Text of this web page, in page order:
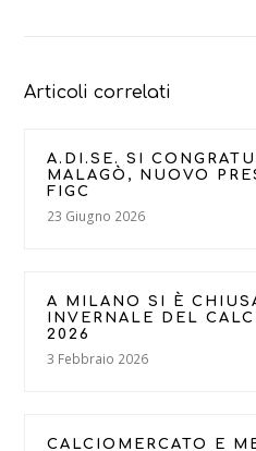
Articoli correlati
A.DI.SE. SI
MALAGÒ, NUOVO
FIGC
23 Giugno 2026
A MILANO SI È
INVERNALE DEL
2026
3 Febbraio 2026
CALCIOMERCATO E